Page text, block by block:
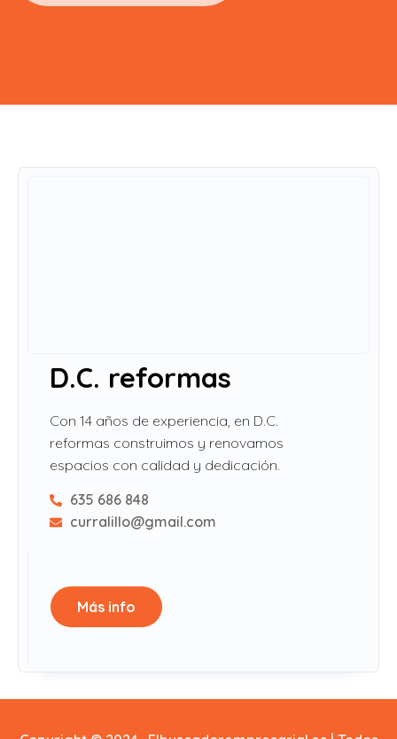
D.C. reformas
Con 14 años de experiencia, en D.C.
reformas construimos y renovamos
espacios con calidad y dedicación.
635 686 848
curralillo@gmail.com
Más info